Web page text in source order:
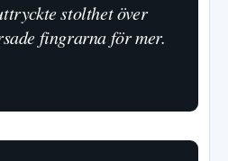
stolthet över
fingrarna för mer.